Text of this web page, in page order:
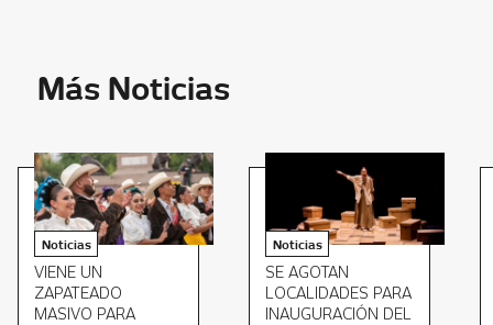
Más Noticias
Noticias
VIENE UN
ZAPATEADO
MASIVO PARA
Noticias
SE AGOTAN
LOCALIDADES PARA
INAUGURACIÓN DEL